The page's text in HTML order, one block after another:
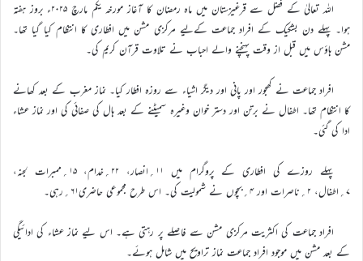
اللہ تعالیٰ کے فضل سے قرغیزستان میں ماہ رمضان کا آغاز مورخہ یکم مارچ ۲۰۲۵ء بروز ہفتہ
ہوا۔ پہلے دن بشکیک کے افراد جماعت کےليے مرکزی مشن میں افطاری کا انتظام کیا گیا تھا۔
مشن ہاؤس میں قبل از وقت پہنچنے والے احباب نے تلاوت قرآن کریم کی۔
افراد جماعت نے کھجور اور پانی اور دیگر اشیاء سے روزہ افطار کیا۔ نماز مغرب کے بعد کھانے
کا انتظام تھا۔ اطفال نے برتن اور دستر خوان وغیرہ سمیٹنے کے بعد ہال کی صفائی کی اور نماز عشاء
ادا کی گئی۔
پہلے روزے کی افطاری کے پروگرام میں ۱۱؍انصار، ۲۲؍خدام، ۱۵؍ممبرات لجنہ،
۷؍اطفال، ۲؍ناصرات اور ۴؍بچوں نے شمولیت کی۔ اس طرح مجموعی حاضری۶۱؍رہی۔
افراد جماعت کی اکثریت مرکزی مشن سے فاصلے پر رہتی ہے۔ اس ليے نماز عشاء کی ادائیگی
کے بعد مشن میں موجود افراد جماعت نماز تراویح میں شامل ہوئے۔